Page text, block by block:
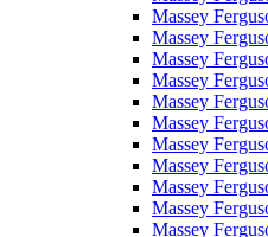
Massey
Massey
Massey
Massey
Massey
Massey
Massey
Massey
Massey
Massey
Massey